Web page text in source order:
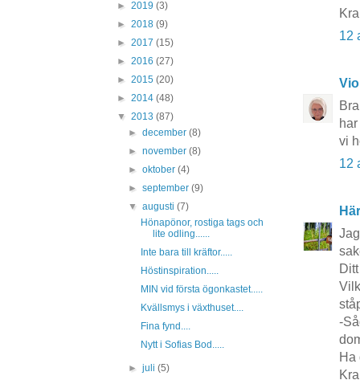
12
vi
12
-
Ha
► 2019 (3)
► 2018 (9)
► 2017 (15)
► 2016 (27)
► 2015 (20)
► 2014 (48)
▼ 2013 (87)
►december(8)
►november(8)
►oktober(4)
►september(9)
▼augusti(7)
Hönapönor, rostiga tags och
lite odling......
Inte bara till kräftor.....
Höstinspiration.....
MIN vid första ögonkastet.....
Kvällsmys i växthuset....
Fina fynd....
Nytt i Sofias Bod.....
►juli(5)